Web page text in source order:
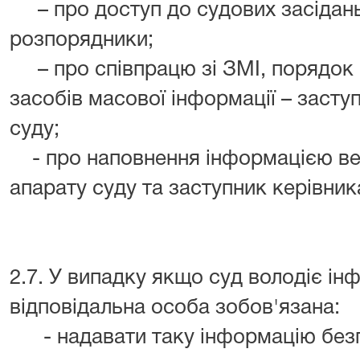
– про доступ до судових засідань
розпорядники;
– про співпрацю зі ЗМІ, порядок
засобів масової інформації –
суду;
- про наповнення інформацією
апарату суду та заступник
2.7. У випадку якщо суд володіє
відповідальна особа зобов'язана:
- надавати таку інформацію